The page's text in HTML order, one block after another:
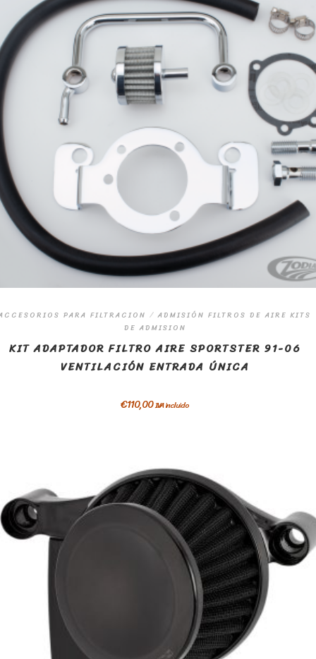
PARA FILTRACION / ADMISIÓN FILTROS DE AIRE KITS
DE ADMISION
KIT ADAPTADOR FILTRO AIRE SPORTSTER 91-06
VENTILACIÓN ENTRADA ÚNICA
€110,00IVA incluido